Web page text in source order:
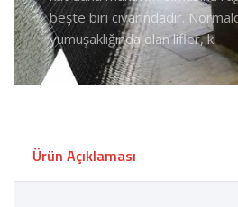
beşte biri civarındadır.
yumuşaklığında olan lifler, k
Ürün Açıklaması